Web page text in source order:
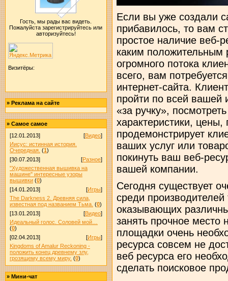
Гость, мы рады вас видеть.
Пожалуйста зарегистрируйтесь или
авторизуйтесь!
Визитёры:
» Реклама на сайте
» Самое самое
[12.01.2013]
[Видео]
Иисус: истинная история.
Очередная. (1)
[30.07.2013]
[Разное]
"Художественная вышивка на
машине" интересные узоры
вышивки (0)
[14.01.2013]
[Игры]
The Darkness 2. Древняя сила,
известная под названием Тьма. (0)
[13.01.2013]
[Видео]
Идеальный голос. Соловей мой…
(0)
[02.04.2013]
[Игры]
Kingdoms of Amalur Reckoning -
положить конец древнему злу,
грозящему всему миру. (0)
» Мини-чат
Если вы уже создали
прибавилось, то вам
простое наличие веб-
каким положительным
огромного потока
всего, вам
интернет-сайта.
пройти по всей вашей
«за ручку»,
характеристики,
продемонстрирует
ваших услуг или
покинуть ваш веб-
вашей компании.
Сегодня существует
среди
оказывающих
занять прочное место
площадки очень
ресурса совсем не
веб ресурса его
сделать поисковое